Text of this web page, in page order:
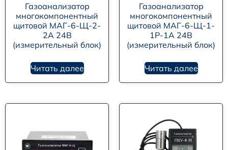
Газоанализатор
многокомпонентный
щитовой МАГ-6-Щ-2-
2А 24В
(измерительный блок)
Читать далее
Газоанализатор
многокомпонентный
щитовой МАГ-6-Щ-1-
1Р-1А 24В
(измерительный блок)
Читать далее